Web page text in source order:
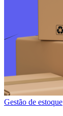
Gestão de estoque